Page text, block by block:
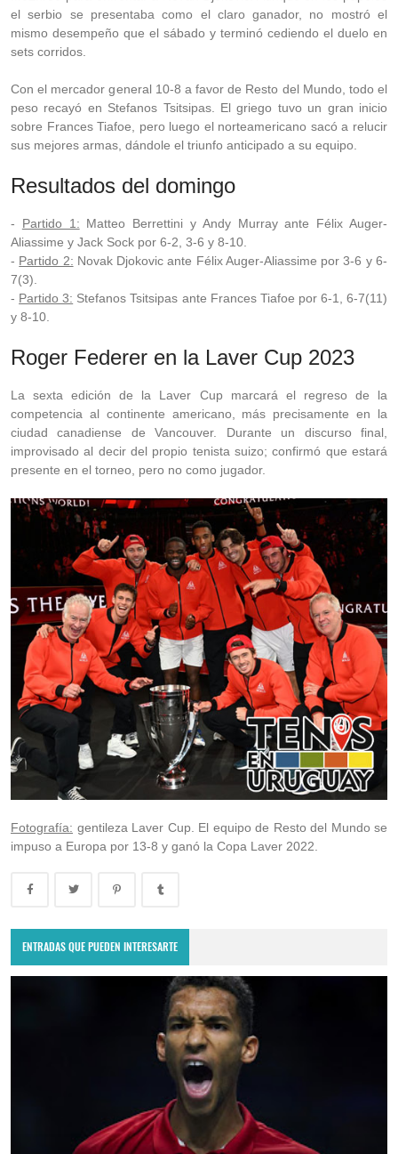
el serbio se presentaba como el claro ganador, no mostró el
mismo desempeño que el sábado y terminó cediendo el duelo en
sets corridos.
Con el mercador general 10-8 a favor de Resto del Mundo, todo el
peso recayó en Stefanos Tsitsipas. El griego tuvo un gran inicio
sobre Frances Tiafoe, pero luego el norteamericano sacó a relucir
sus mejores armas, dándole el triunfo anticipado a su equipo.
Resultados del domingo
- Partido 1: Matteo Berrettini y Andy Murray ante Félix Auger-
Aliassime y Jack Sock por 6-2, 3-6 y 8-10.
- Partido 2: Novak Djokovic ante Félix Auger-Aliassime por 3-6 y 6-
7(3).
- Partido 3: Stefanos Tsitsipas ante Frances Tiafoe por 6-1, 6-7(11)
y 8-10.
Roger Federer en la Laver Cup 2023
La sexta edición de la Laver Cup marcará el regreso de la
competencia al continente americano, más precisamente en la
ciudad canadiense de Vancouver. Durante un discurso final,
improvisado al decir del propio tenista suizo; confirmó que estará
presente en el torneo, pero no como jugador.
Fotografía: gentileza Laver Cup. El equipo de Resto del Mundo se
impuso a Europa por 13-8 y ganó la Copa Laver 2022.
ENTRADAS QUE PUEDEN INTERESARTE